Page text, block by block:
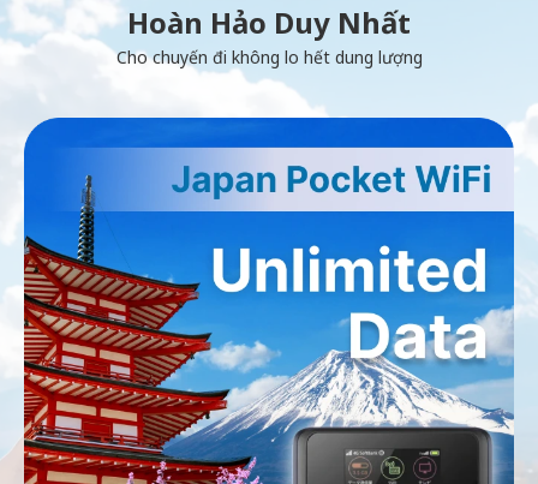
Hoàn Hảo Duy Nhất
Cho chuyến đi không lo hết dung lượng